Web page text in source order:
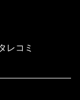
レコミ